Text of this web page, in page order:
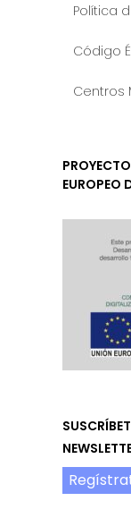
Política
Código
Centros
EUROPEO